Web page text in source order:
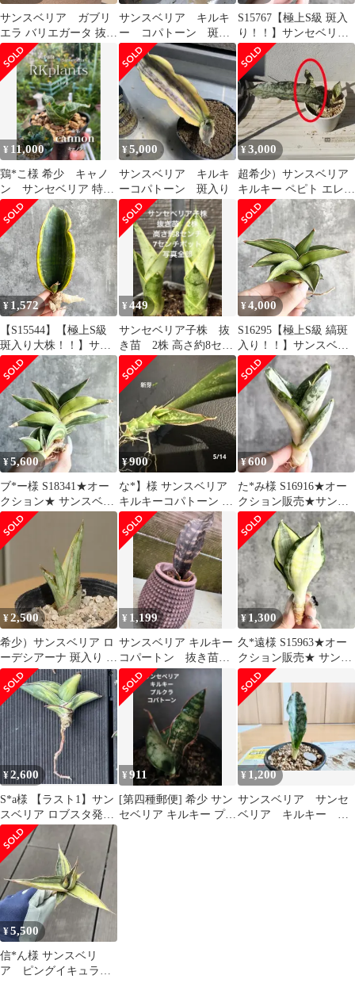
サンスベリア ガブリ
エラ バリエガータ 抜き
苗1
サンスベリア キルキ
ー コパトーン 斑入
り
S15767【極上S級 斑入
り！！】サンセベリア
ハニー ルシール ポーラ
ンド 斑入り ( ユーフォ
ルビア サンセベリア )
¥ 11,000
鶏*こ様 希少 キャノ
ン サンセベリア 特殊
個体 抜き苗
¥5,000
サンスベリア キルキ
ーコパトーン 斑入り
¥3,000
超希少）サンスベリア
キルキー ペピト エレノ
ア “Eleanor” 抜き苗
¥ 1,572
【S15544】【極上S級
斑入り大株！！】サン
スベリア PHUPAMONT
DELIGHT ヴァエリガ
ータ 斑入り ( ユーフォ
ルビア サンセベリア )
¥449
サンセベリア子株 抜
き苗 2株 高さ約8セン
チ 7センチポット 写真
全部
¥4,000
S16295【極上S級 縞斑
入り！！】サンスベリ
ア サムライ ドワーフ
縞斑入り ( ユーフォル
ビア サンセベリア )
¥5,600
ブ*ー様 S18341★オー
クション★ サンスベリ
ア 超希少斑入り株！！
子株付き
¥900
な*】様 サンスベリア
キルキーコパトーン 新
芽3
¥600
た*み様 S16916★オー
クション販売★サンス
ベリア HAHNII ZEBRA
¥2,500
希少）サンスベリア ロ
ーデシアーナ 斑入り 抜
き苗2
¥ 1,199
サンスベリア キルキー
コパートン 抜き苗発
送！
¥ 1,300
久*遠様 S15963★オー
クション販売★ サンス
ベリア ポーランド 極上
斑入り
¥2,600
S*a様 【ラスト1】サン
スベリア ロブスタ発根
済み 子株 抜き苗 希少
斑入り
¥911
[第四種郵便] 希少 サン
セベリア キルキー プル
¥1,200
サンスベリア サンセ
ベリア キルキー プ
¥5,500
信*ん様 サンスベリ
ア ピングイキュラ